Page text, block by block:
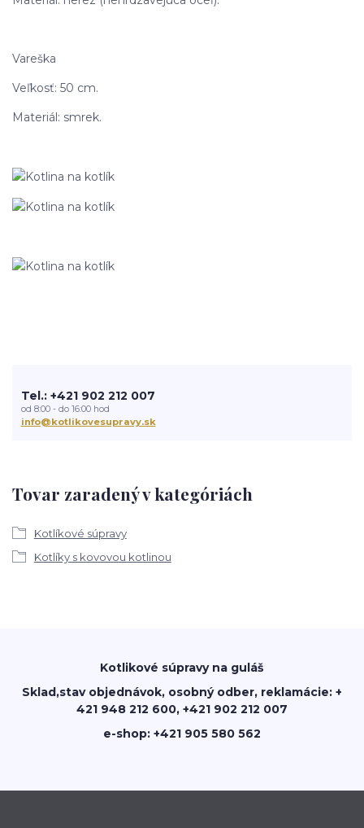
Vareška
Veľkosť: 50 cm.
Materiál: smrek.
Tovar zaradený v kategóriách
Kotlíkové súpravy
Kotlíky s kovovou kotlinou
Tel.: +421 902 212 007
od 8:00 - do 16:00 hod
info@kotlikovesupravy.sk
Kotlikové súpravy na guláš
Sklad,stav objednávok, osobný odber, reklamácie: +
421 948 212 600, +421 902 212 007
e-shop: +421 905 580 562